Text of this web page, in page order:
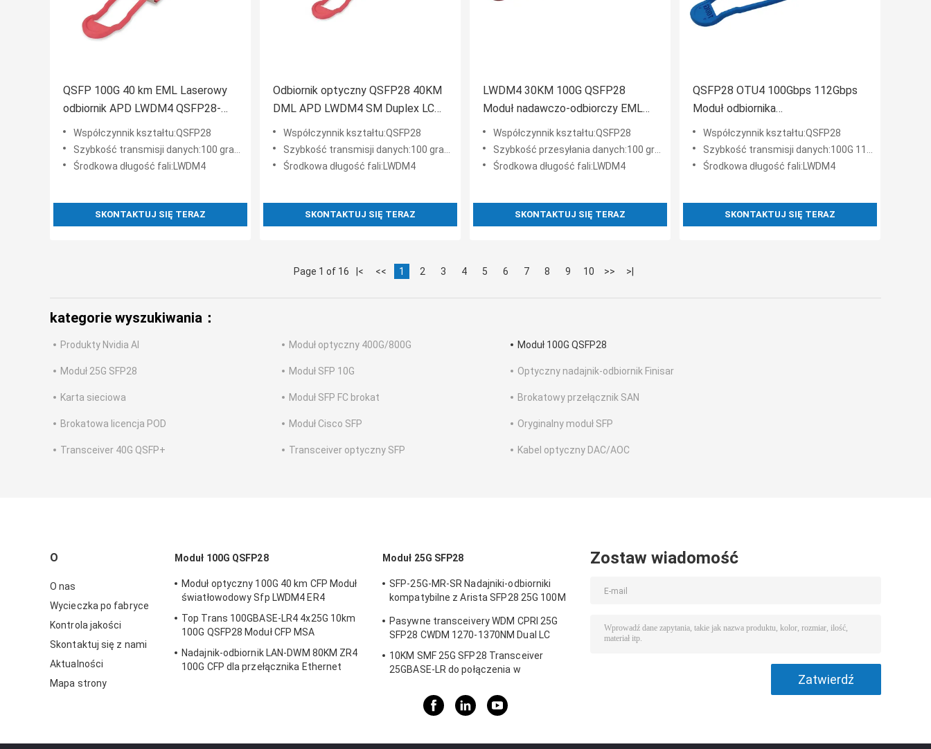
QSFP 100G 40 km EML Laserowy
odbiornik APD LWDM4 QSFP28-
ER4 do przełącznika
światłowodowego
Współczynnik kształtu:QSFP28
Szybkość transmisji danych:100 gramów
Środkowa długość fali:LWDM4
SKONTAKTUJ SIĘ TERAZ
Odbiornik optyczny QSFP28 40KM
DML APD LWDM4 SM Duplex LC
100G ER4 Lite
Współczynnik kształtu:QSFP28
Szybkość transmisji danych:100 gramów
Środkowa długość fali:LWDM4
SKONTAKTUJ SIĘ TERAZ
LWDM4 30KM 100G QSFP28
Moduł nadawczo-odbiorczy EML
APD przez światłowód
jednomodowy LC
Współczynnik kształtu:QSFP28
Szybkość przesyłania danych:100 gramów
Środkowa długość fali:LWDM4
SKONTAKTUJ SIĘ TERAZ
QSFP28 OTU4 100Gbps 112Gbps
Moduł odbiornika
światłowodowego Podwójna
szybkość transmisji danych LWDM4
10KM LR4 SMF
Współczynnik kształtu:QSFP28
Szybkość transmisji danych:100G 112G
Środkowa długość fali:LWDM4
SKONTAKTUJ SIĘ TERAZ
Page 1 of 16 |< << 1 2 3 4 5 6 7 8 9 10 >> >|
kategorie wyszukiwania：
Produkty Nvidia AI Moduł optyczny 400G/800G Moduł 100G QSFP28
Moduł 25G SFP28 Moduł SFP 10G Optyczny nadajnik-odbiornik Finisar
Karta sieciowa Moduł SFP FC brokat Brokatowy przełącznik SAN
Brokatowa licencja POD Moduł Cisco SFP Oryginalny moduł SFP
Transceiver 40G QSFP+ Transceiver optyczny SFP Kabel optyczny DAC/AOC
O
O nas
Wycieczka po fabryce
Kontrola jakości
Skontaktuj się z nami
Aktualności
Mapa strony
Moduł 100G QSFP28
Moduł optyczny 100G 40 km CFP Moduł
światłowodowy Sfp LWDM4 ER4
Top Trans 100GBASE-LR4 4x25G 10km
100G QSFP28 Moduł CFP MSA
Nadajnik-odbiornik LAN-DWM 80KM ZR4
100G CFP dla przełącznika Ethernet
Moduł 25G SFP28
SFP-25G-MR-SR Nadajniki-odbiorniki
kompatybilne z Arista SFP28 25G 100M
Pasywne transceivery WDM CPRI 25G
SFP28 CWDM 1270-1370NM Dual LC
10KM SMF 25G SFP28 Transceiver
25GBASE-LR do połączenia w
Zostaw wiadomość